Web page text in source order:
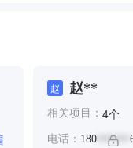
赵 赵**
相关项目： 4个
电话： 180******